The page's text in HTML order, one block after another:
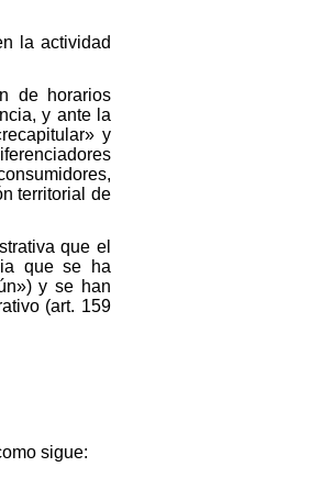
la actividad
de horarios
y ante la
y
territorial de
que el
que se ha
y se han
(art. 159
sigue: